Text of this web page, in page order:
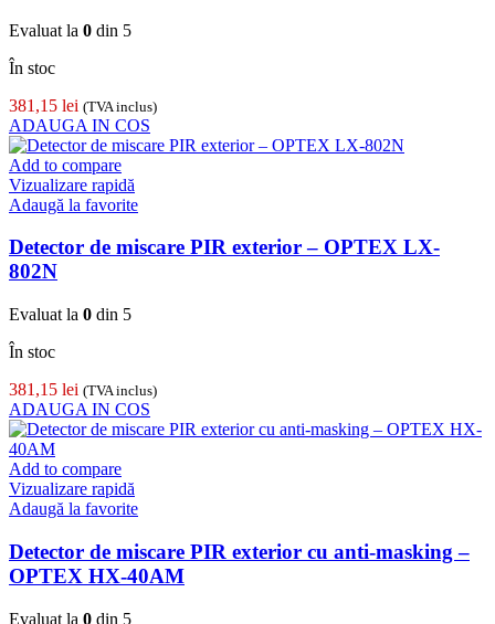
Evaluat la 0 din 5
În stoc
381,15 lei (TVA inclus)
ADAUGA IN COS
Add to compare
Vizualizare rapidă
Adaugă la favorite
Detector de miscare PIR exterior – OPTEX LX-
802N
Evaluat la 0 din 5
În stoc
381,15 lei (TVA inclus)
ADAUGA IN COS
Add to compare
Vizualizare rapidă
Adaugă la favorite
Detector de miscare PIR exterior cu anti-masking –
OPTEX HX-40AM
Evaluat la 0 din 5